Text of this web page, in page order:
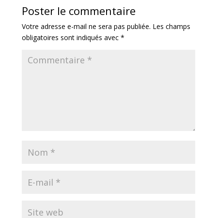
Poster le commentaire
Votre adresse e-mail ne sera pas publiée. Les champs
obligatoires sont indiqués avec *